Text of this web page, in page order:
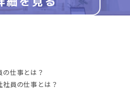
仕事とは？
員の仕事とは？